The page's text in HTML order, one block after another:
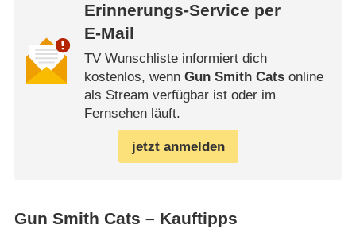
Erinnerungs-Service per
E-Mail
TV Wunschliste informiert dich
kostenlos, wenn Gun Smith Catsonline
als Stream verfügbar ist oder im
Fernsehen läuft.
jetzt anmelden
Gun Smith Cats – Kauftipps